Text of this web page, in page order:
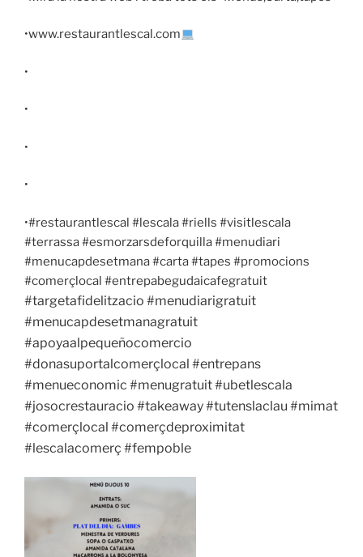
•www.restaurantlescal.com
•
•
•
•
•#restaurantlescal #lescala #riells #visitlescala
#terrassa #esmorzarsdeforquilla #menudiari
#menucapdesetmana #carta #tapes #promocions
#comerçlocal #entrepabegudaicafegratuit
#targetafidelitzacio #menudiarigratuit
#menucapdesetmanagratuit
#apoyaalpequeñocomercio
#donasuportalcomerçlocal #entrepans
#menueconomic #menugratuit #ubetlescala
#josocrestauracio #takeaway #tutenslaclau #mimat
#comerçlocal #comerçdeproximitat
#lescalacomerç #fempoble